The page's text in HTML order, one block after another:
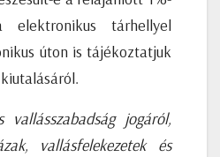
elektronikus tárhellyel
úton is tájékoztatjuk
jogáról,
vallásfelekezetek és